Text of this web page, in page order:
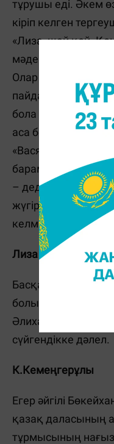
тұрушы еді. Әкем
кіріп келген
«Лиза, шай қой.
мәдениетті
Олар үндей алмай
пайдаланып:
бола ма?», – деді.
аса белгілі кеңес
«Вася! Мен ұзақ
барамын. Лизаны
– деді де, маған
жүгірме. Одан
келместің»
Лиза Әлиханқызы
Басқа жұрттың
болып шет
Әлиханның қоныс
сүйгендікке дәлел.
К.Кемеңгерұлы
Егер әйгілі
қазақ даласының
тұрмысының